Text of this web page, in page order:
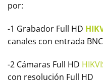
por:
-1 Grabador Full HD
canales con entrada BNC
-2 Cámaras Full HD
con resolución Full HD